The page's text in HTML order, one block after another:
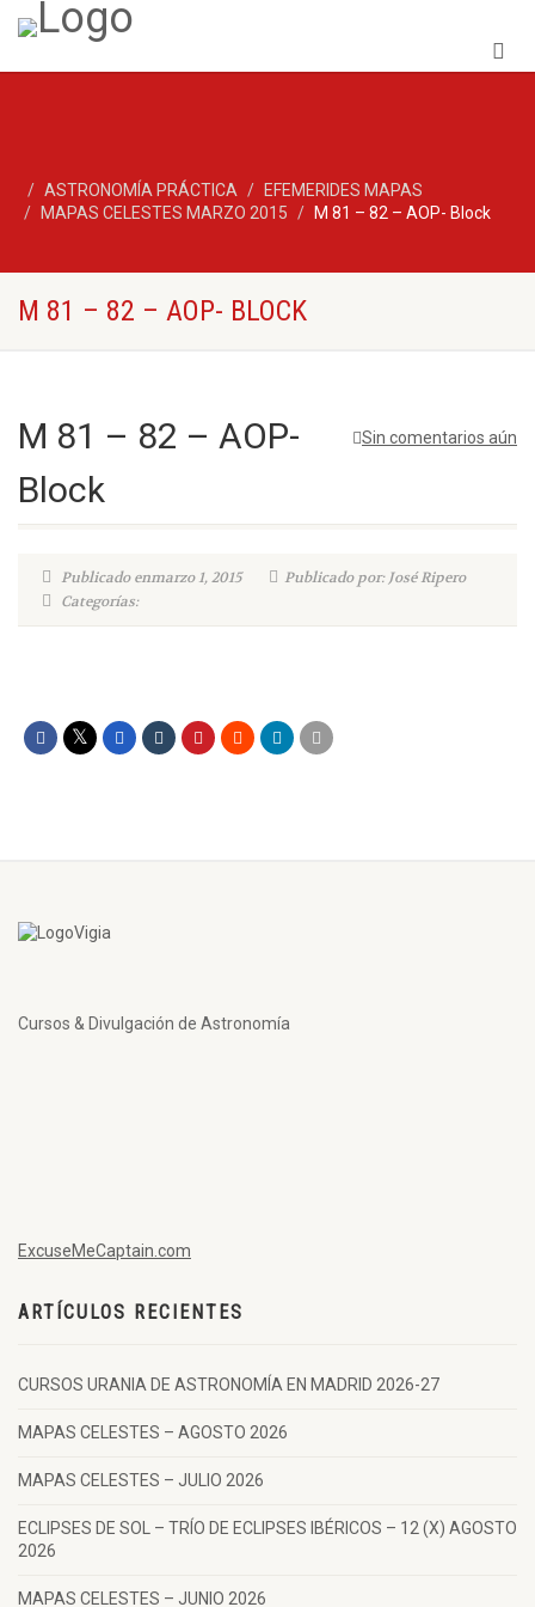
ASTRONOMÍA PRÁCTICA
EFEMERIDES MAPAS
MAPAS CELESTES MARZO 2015
M 81 – 82 – AOP- Block
M 81 – 82 – AOP- BLOCK
Sin comentarios aún
M 81 – 82 – AOP-
Block
Publicado enmarzo 1, 2015
Publicado por: José Ripero
Categorías:
Cursos & Divulgación de Astronomía
ExcuseMeCaptain.com
ARTÍCULOS RECIENTES
CURSOS URANIA DE ASTRONOMÍA EN MADRID 2026-27
MAPAS CELESTES – AGOSTO 2026
MAPAS CELESTES – JULIO 2026
ECLIPSES DE SOL – TRÍO DE ECLIPSES IBÉRICOS – 12 (X) AGOSTO
2026
MAPAS CELESTES – JUNIO 2026